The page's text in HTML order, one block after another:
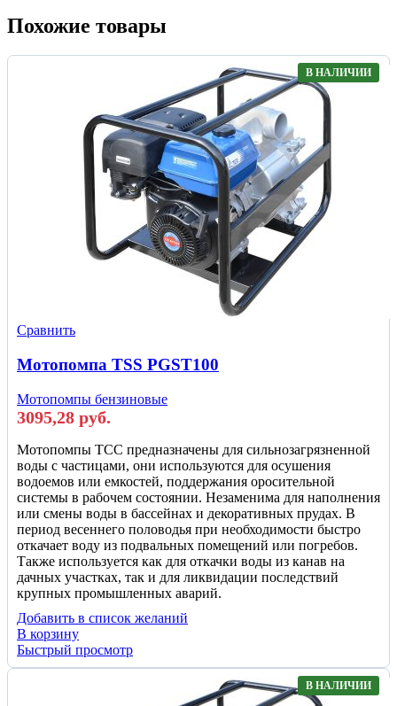
Похожие товары
В НАЛИЧИИ
Сравнить
Мотопомпа TSS PGST100
Мотопомпы бензиновые
3095,28 руб.
Мотопомпы ТСС предназначены для сильнозагрязненной
воды с частицами, они используются для осушения
водоемов или емкостей, поддержания оросительной
системы в рабочем состоянии. Незаменима для наполнения
или смены воды в бассейнах и декоративных прудах. В
период весеннего половодья при необходимости быстро
откачает воду из подвальных помещений или погребов.
Также используется как для откачки воды из канав на
дачных участках, так и для ликвидации последствий
крупных промышленных аварий.
Добавить в список желаний
В корзину
Быстрый просмотр
В НАЛИЧИИ